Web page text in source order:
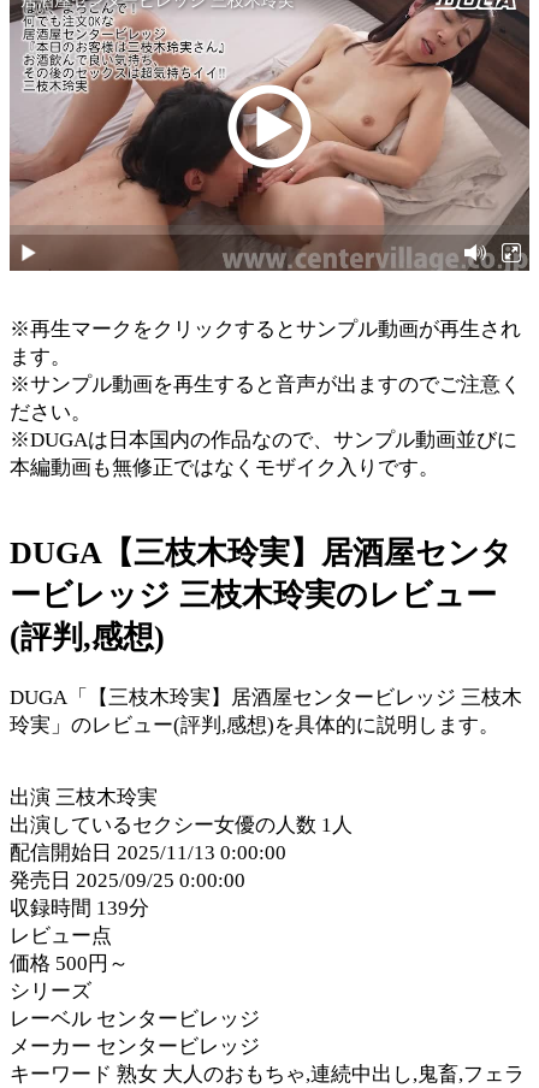
※再生マークをクリックするとサンプル動画が再生され
ます。
※サンプル動画を再生すると音声が出ますのでご注意く
ださい。
※DUGAは日本国内の作品なので、サンプル動画並びに
本編動画も無修正ではなくモザイク入りです。
DUGA【三枝木玲実】居酒屋センタ
ービレッジ 三枝木玲実のレビュー
(評判,感想)
DUGA「【三枝木玲実】居酒屋センタービレッジ 三枝木
玲実」のレビュー(評判,感想)を具体的に説明します。
出演 三枝木玲実
出演しているセクシー女優の人数 1人
配信開始日 2025/11/13 0:00:00
発売日 2025/09/25 0:00:00
収録時間 139分
レビュー点
価格 500円～
シリーズ
レーベル センタービレッジ
メーカー センタービレッジ
キーワード 熟女 大人のおもちゃ,連続中出し,鬼畜,フェラ